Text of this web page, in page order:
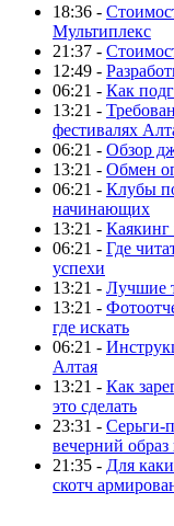
18:36 -
Мультиплекс
21:37 -
12:49 -
06:21 - Как
13:21 -
фестивалях
06:21 - Обзор
13:21 - Обмен
06:21 - Клубы
начинающих
13:21 - Каякинг
06:21 - Где
успехи
13:21 - Лучшие
13:21 -
где искать
06:21 -
Алтая
13:21 - Как
это сделать
23:31 - Серьги-
вечерний образ
21:35 - Для
скотч